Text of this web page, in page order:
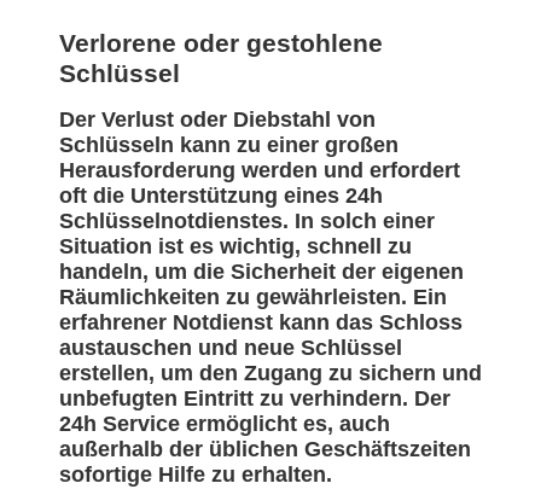
Verlorene oder gestohlene
Schlüssel
Der Verlust oder Diebstahl von
Schlüsseln kann zu einer großen
Herausforderung werden und erfordert
oft die Unterstützung eines 24h
Schlüsselnotdienstes. In solch einer
Situation ist es wichtig, schnell zu
handeln, um die Sicherheit der eigenen
Räumlichkeiten zu gewährleisten. Ein
erfahrener Notdienst kann das Schloss
austauschen und neue Schlüssel
erstellen, um den Zugang zu sichern und
unbefugten Eintritt zu verhindern. Der
24h Service ermöglicht es, auch
außerhalb der üblichen Geschäftszeiten
sofortige Hilfe zu erhalten.